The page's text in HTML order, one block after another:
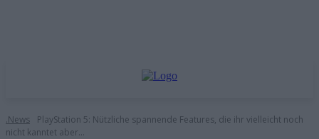
.News
PlayStation 5: Nützliche spannende Features, die ihr vielleicht noch
nicht kanntet aber...